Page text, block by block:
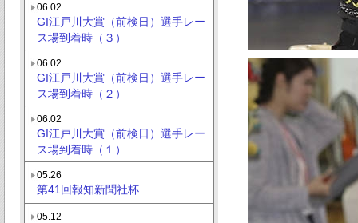
06.02
GI江戸川大賞（前検日）選手レー
ス場到着時（３）
06.02
GI江戸川大賞（前検日）選手レー
ス場到着時（２）
06.02
GI江戸川大賞（前検日）選手レー
ス場到着時（１）
05.26
第41回報知新聞社杯
05.12